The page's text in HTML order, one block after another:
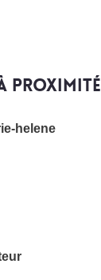
proximité
helene